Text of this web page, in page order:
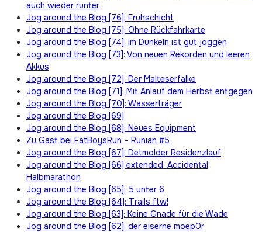
auch wieder runter
Jog around the Blog [76]: Frühschicht
Jog around the Blog [75]: Ohne Rückfahrkarte
Jog around the Blog [74]: Im Dunkeln ist gut joggen
Jog around the Blog [73]: Von neuen Rekorden und leeren
Akkus
Jog around the Blog [72]: Der Malteserfalke
Jog around the Blog [71]: Mit Anlauf dem Herbst entgegen
Jog around the Blog [70]: Wasserträger
Jog around the Blog [69]
Jog around the Blog [68]: Neues Equipment
Zu Gast bei FatBoysRun – Runian #5
Jog around the Blog [67]: Detmolder Residenzlauf
Jog around the Blog [66] extended: Accidental
Halbmarathon
Jog around the Blog [65]: 5 unter 6
Jog around the Blog [64]: Trails ftw!
Jog around the Blog [63]: Keine Gnade für die Wade
Jog around the Blog [62]: der eiserne moep0r